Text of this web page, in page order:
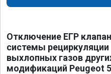
Отключение ЕГР
системы рециркуляции
выхлопных газов
модификаций Peugeot